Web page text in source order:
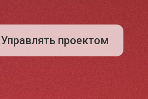
Управлять проектом